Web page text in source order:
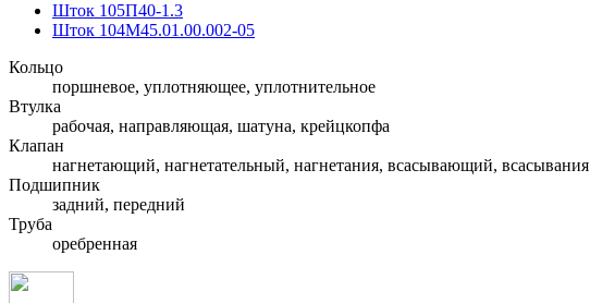
Шток 105П40-1.3
Шток 104М45.01.00.002-05
Кольцо
поршневое, уплотняющее, уплотнительное
Втулка
рабочая, направляющая, шатуна, крейцкопфа
Клапан
нагнетающий, нагнетательный, нагнетания, всасывающий, всасывания
Подшипник
задний, передний
Труба
оребренная